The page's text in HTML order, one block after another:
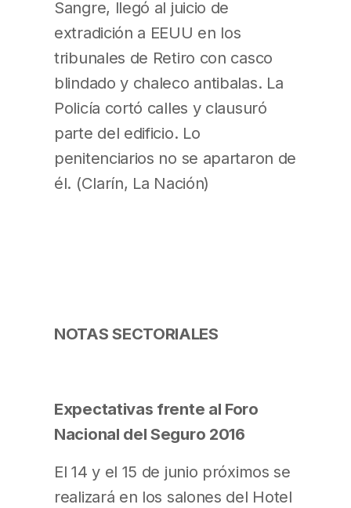
Sangre, llegó al juicio de
extradición a EEUU en los
tribunales de Retiro con casco
blindado y chaleco antibalas. La
Policía cortó calles y clausuró
parte del edificio. Lo
penitenciarios no se apartaron de
él. (Clarín, La Nación)
NOTAS SECTORIALES
Expectativas frente al Foro
Nacional del Seguro 2016
El 14 y el 15 de junio próximos se
realizará en los salones del Hotel